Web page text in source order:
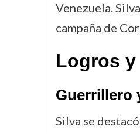
Venezuela.
campaña de
Logros
Guerrillero
Silva se